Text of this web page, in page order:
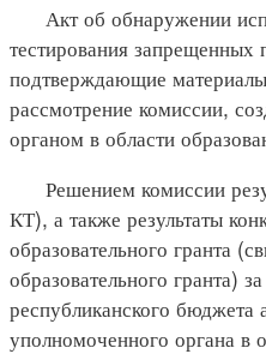
Акт об обнаружении
тестирования запрещенных
подтверждающие
рассмотрение комиссии,
органом в области
Решением комиссии
КТ), а также результаты
образовательного гранта
образовательного гранта)
республиканского
уполномоченного органа в